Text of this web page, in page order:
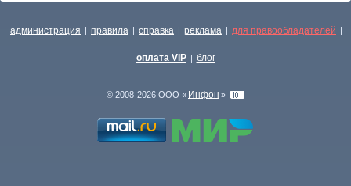
администрация | правила | справка | реклама | для правообладателей |
оплата VIP | блог
© 2008-2026 ООО « Инфон »